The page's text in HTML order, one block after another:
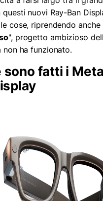
questi nuovi Ray-Ban
cose, riprendendo
", progetto ambizioso
non ha funzionato.
sono fatti i